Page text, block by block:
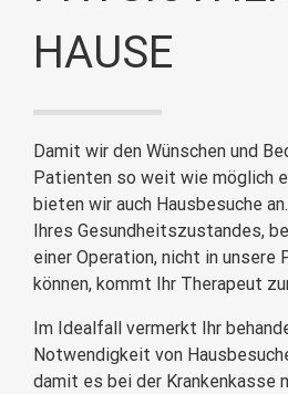
HAUSE
Damit wir den Wünschen und
Patienten so weit wie möglich
bieten wir auch Hausbesuche
Ihres Gesundheitszustandes,
einer Operation, nicht in unsere
können, kommt Ihr Therapeut
Im Idealfall vermerkt Ihr
Notwendigkeit von
damit es bei der Krankenkasse